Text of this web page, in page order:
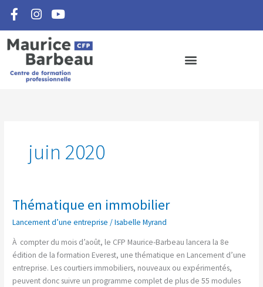
contenu
F
a
c
e
b
o
I
n
s
t
a
g
r
Y
o
u
t
u
b
e
juin 2020
Thématique en immobilier
Lancement d’une entreprise /Isabelle Myrand
À compter du mois d’août, le CFP Maurice-Barbeau lancera la 8e
édition de la formation Everest, une thématique en Lancement d’une
entreprise. Les courtiers immobiliers, nouveaux ou expérimentés,
peuvent donc suivre un programme complet de plus de 55 modules
Thématique
immobilier